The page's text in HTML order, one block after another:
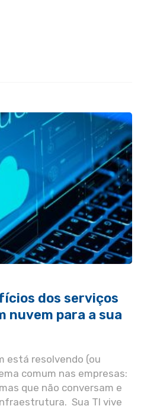
dos serviços
nuvem para a sua
está resolvendo (ou
comum nas empresas:
que não conversam e
Sua TI vive